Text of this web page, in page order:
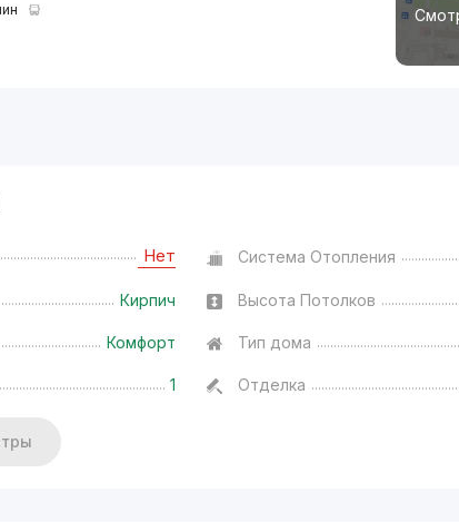
Нет Система Отопления
Кирпич Высота Потолков
Комфорт Тип дома
1 Отделка